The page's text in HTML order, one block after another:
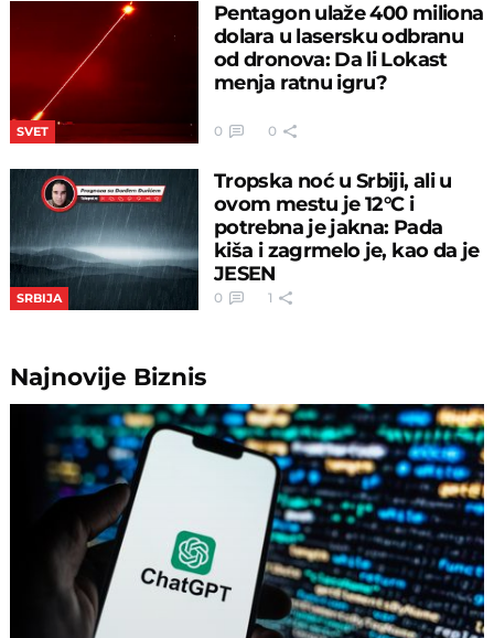
SVET
Pentagon ulaže 400 miliona
dolara u lasersku odbranu
od dronova: Da li Lokast
menja ratnu igru?
0 0
SRBIJA
Tropska noć u Srbiji, ali u
ovom mestu je 12°C i
potrebna je jakna: Pada
kiša i zagrmelo je, kao da je
JESEN
0 1
Najnovije Biznis